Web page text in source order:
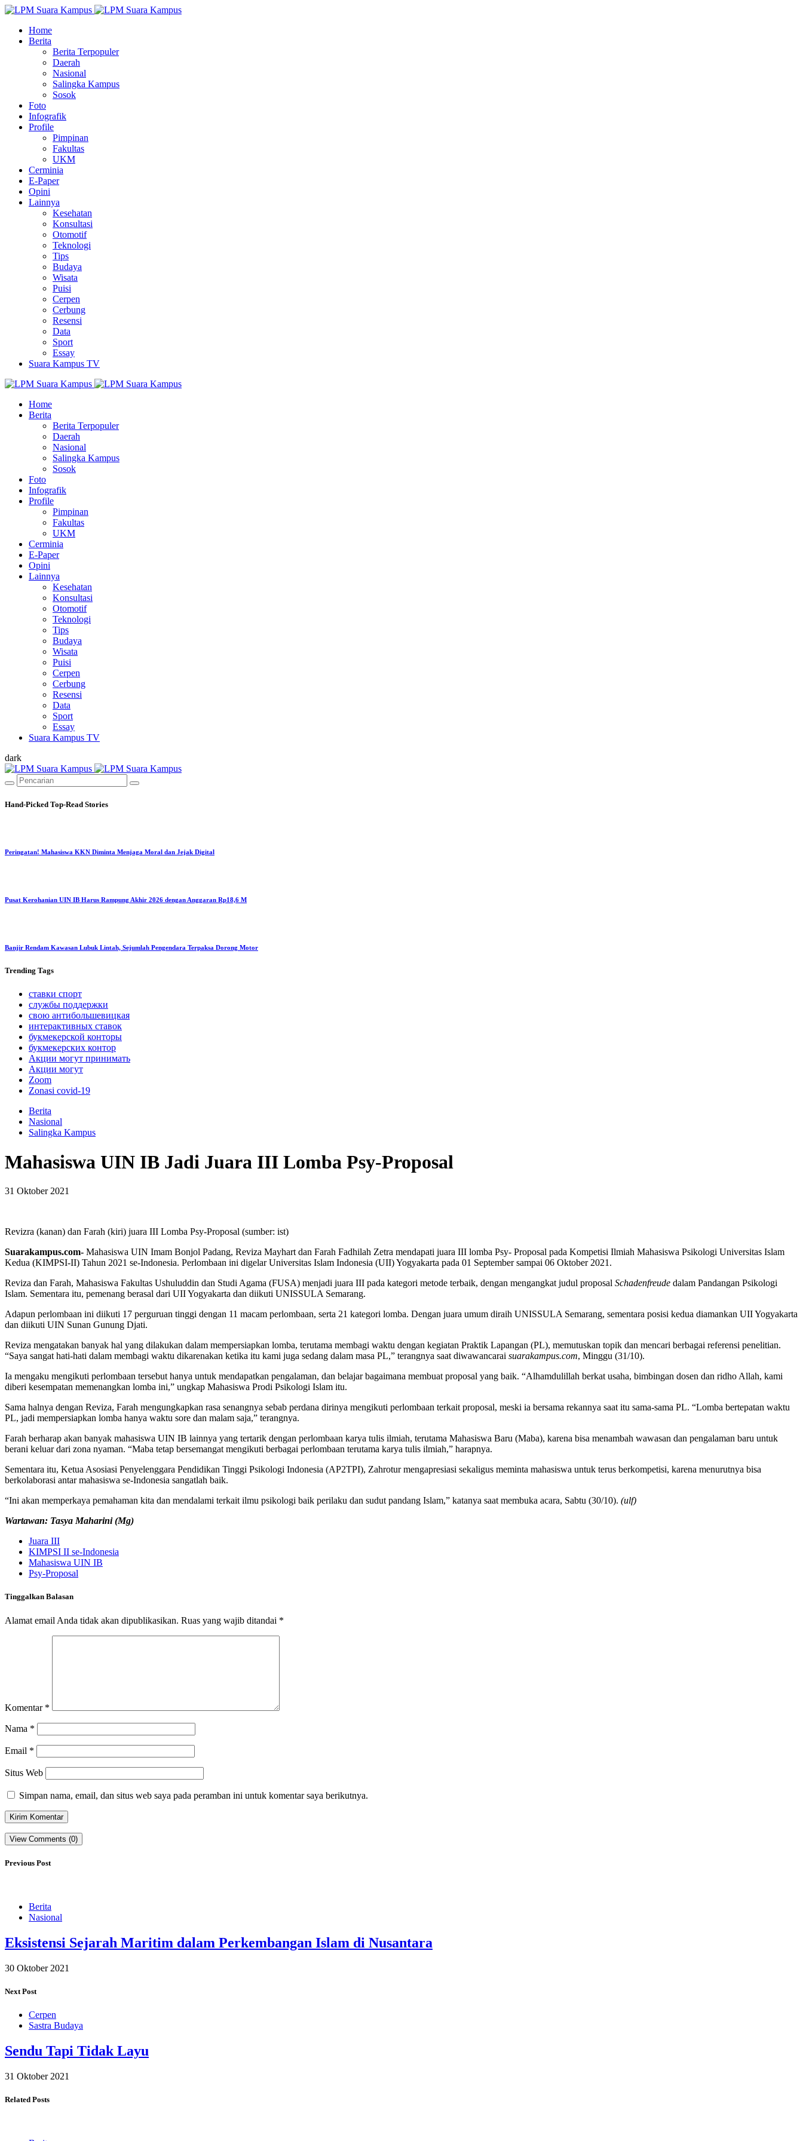
Home
Berita
Berita Terpopuler
Daerah
Nasional
Salingka Kampus
Sosok
Foto
Infografik
Profile
Pimpinan
Fakultas
UKM
Cerminia
E-Paper
Opini
Lainnya
Kesehatan
Konsultasi
Otomotif
Teknologi
Tips
Budaya
Wisata
Puisi
Cerpen
Cerbung
Resensi
Data
Sport
Essay
Suara Kampus TV
Home
Berita
Berita Terpopuler
Daerah
Nasional
Salingka Kampus
Sosok
Foto
Infografik
Profile
Pimpinan
Fakultas
UKM
Cerminia
E-Paper
Opini
Lainnya
Kesehatan
Konsultasi
Otomotif
Teknologi
Tips
Budaya
Wisata
Puisi
Cerpen
Cerbung
Resensi
Data
Sport
Essay
Suara Kampus TV
dark
Hand-Picked Top-Read Stories
Peringatan! Mahasiswa KKN Diminta Menjaga Moral dan Jejak Digital
Pusat Kerohanian UIN IB Harus Rampung Akhir 2026 dengan Anggaran Rp18,6 M
Banjir Rendam Kawasan Lubuk Lintah, Sejumlah Pengendara Terpaksa Dorong Motor
Trending Tags
ставки спорт
службы поддержки
свою антибольшевицкая
интерактивных ставок
букмекерской конторы
букмекерских контор
Акции могут принимать
Акции могут
Zoom
Zonasi covid-19
Berita
Nasional
Salingka Kampus
Mahasiswa UIN IB Jadi Juara III Lomba Psy-Proposal
31 Oktober 2021
Revizra (kanan) dan Farah (kiri) juara III Lomba Psy-Proposal (sumber: ist)
Suarakampus.com- Mahasiswa UIN Imam Bonjol Padang, Reviza Mayhart dan Farah Fadhilah Zetra mendapati juara III lomba Psy- Proposal pada Kompetisi Ilmiah Mahasiswa Psikologi Universitas Islam
Kedua (KIMPSI-II) Tahun 2021 se-Indonesia. Perlombaan ini digelar Universitas Islam Indonesia (UII) Yogyakarta pada 01 September sampai 06 Oktober 2021.
Reviza dan Farah, Mahasiswa Fakultas Ushuluddin dan Studi Agama (FUSA) menjadi juara III pada kategori metode terbaik, dengan mengangkat judul proposal Schadenfreude dalam Pandangan Psikologi
Islam. Sementara itu, pemenang berasal dari UII Yogyakarta dan diikuti UNISSULA Semarang.
Adapun perlombaan ini diikuti 17 perguruan tinggi dengan 11 macam perlombaan, serta 21 kategori lomba. Dengan juara umum diraih UNISSULA Semarang, sementara posisi kedua diamankan UII Yogyakarta
dan diikuti UIN Sunan Gunung Djati.
Reviza mengatakan banyak hal yang dilakukan dalam mempersiapkan lomba, terutama membagi waktu dengan kegiatan Praktik Lapangan (PL), memutuskan topik dan mencari berbagai referensi penelitian.
“Saya sangat hati-hati dalam membagi waktu dikarenakan ketika itu kami juga sedang dalam masa PL,” terangnya saat diwawancarai suarakampus.com, Minggu (31/10).
Ia mengaku mengikuti perlombaan tersebut hanya untuk mendapatkan pengalaman, dan belajar bagaimana membuat proposal yang baik. “Alhamdulillah berkat usaha, bimbingan dosen dan ridho Allah, kami
diberi kesempatan memenangkan lomba ini,” ungkap Mahasiswa Prodi Psikologi Islam itu.
Sama halnya dengan Reviza, Farah mengungkapkan rasa senangnya sebab perdana dirinya mengikuti perlombaan terkait proposal, meski ia bersama rekannya saat itu sama-sama PL. “Lomba bertepatan waktu
PL, jadi mempersiapkan lomba hanya waktu sore dan malam saja,” terangnya.
Farah berharap akan banyak mahasiswa UIN IB lainnya yang tertarik dengan perlombaan karya tulis ilmiah, terutama Mahasiswa Baru (Maba), karena bisa menambah wawasan dan pengalaman baru untuk
berani keluar dari zona nyaman. “Maba tetap bersemangat mengikuti berbagai perlombaan terutama karya tulis ilmiah,” harapnya.
Sementara itu, Ketua Asosiasi Penyelenggara Pendidikan Tinggi Psikologi Indonesia (AP2TPI), Zahrotur mengapresiasi sekaligus meminta mahasiswa untuk terus berkompetisi, karena menurutnya bisa
berkolaborasi antar mahasiswa se-Indonesia sangatlah baik.
“Ini akan memperkaya pemahaman kita dan mendalami terkait ilmu psikologi baik perilaku dan sudut pandang Islam,” katanya saat membuka acara, Sabtu (30/10). (ulf)
Wartawan: Tasya Maharini (Mg)
Juara III
KIMPSI II se-Indonesia
Mahasiswa UIN IB
Psy-Proposal
Tinggalkan Balasan
Alamat email Anda tidak akan dipublikasikan. Ruas yang wajib ditandai *
Komentar *
Nama *
Email *
Situs Web
Simpan nama, email, dan situs web saya pada peramban ini untuk komentar saya berikutnya.
View Comments (0)
Previous Post
Berita
Nasional
Eksistensi Sejarah Maritim dalam Perkembangan Islam di Nusantara
30 Oktober 2021
Next Post
Cerpen
Sastra Budaya
Sendu Tapi Tidak Layu
31 Oktober 2021
Related Posts